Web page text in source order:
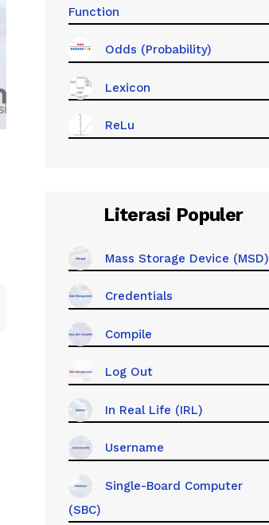
Function
Odds (Probability)
Lexicon
ReLu
Literasi Populer
Mass Storage Device (MSD)
Credentials
Compile
Log Out
In Real Life (IRL)
Username
Single-Board Computer
(SBC)